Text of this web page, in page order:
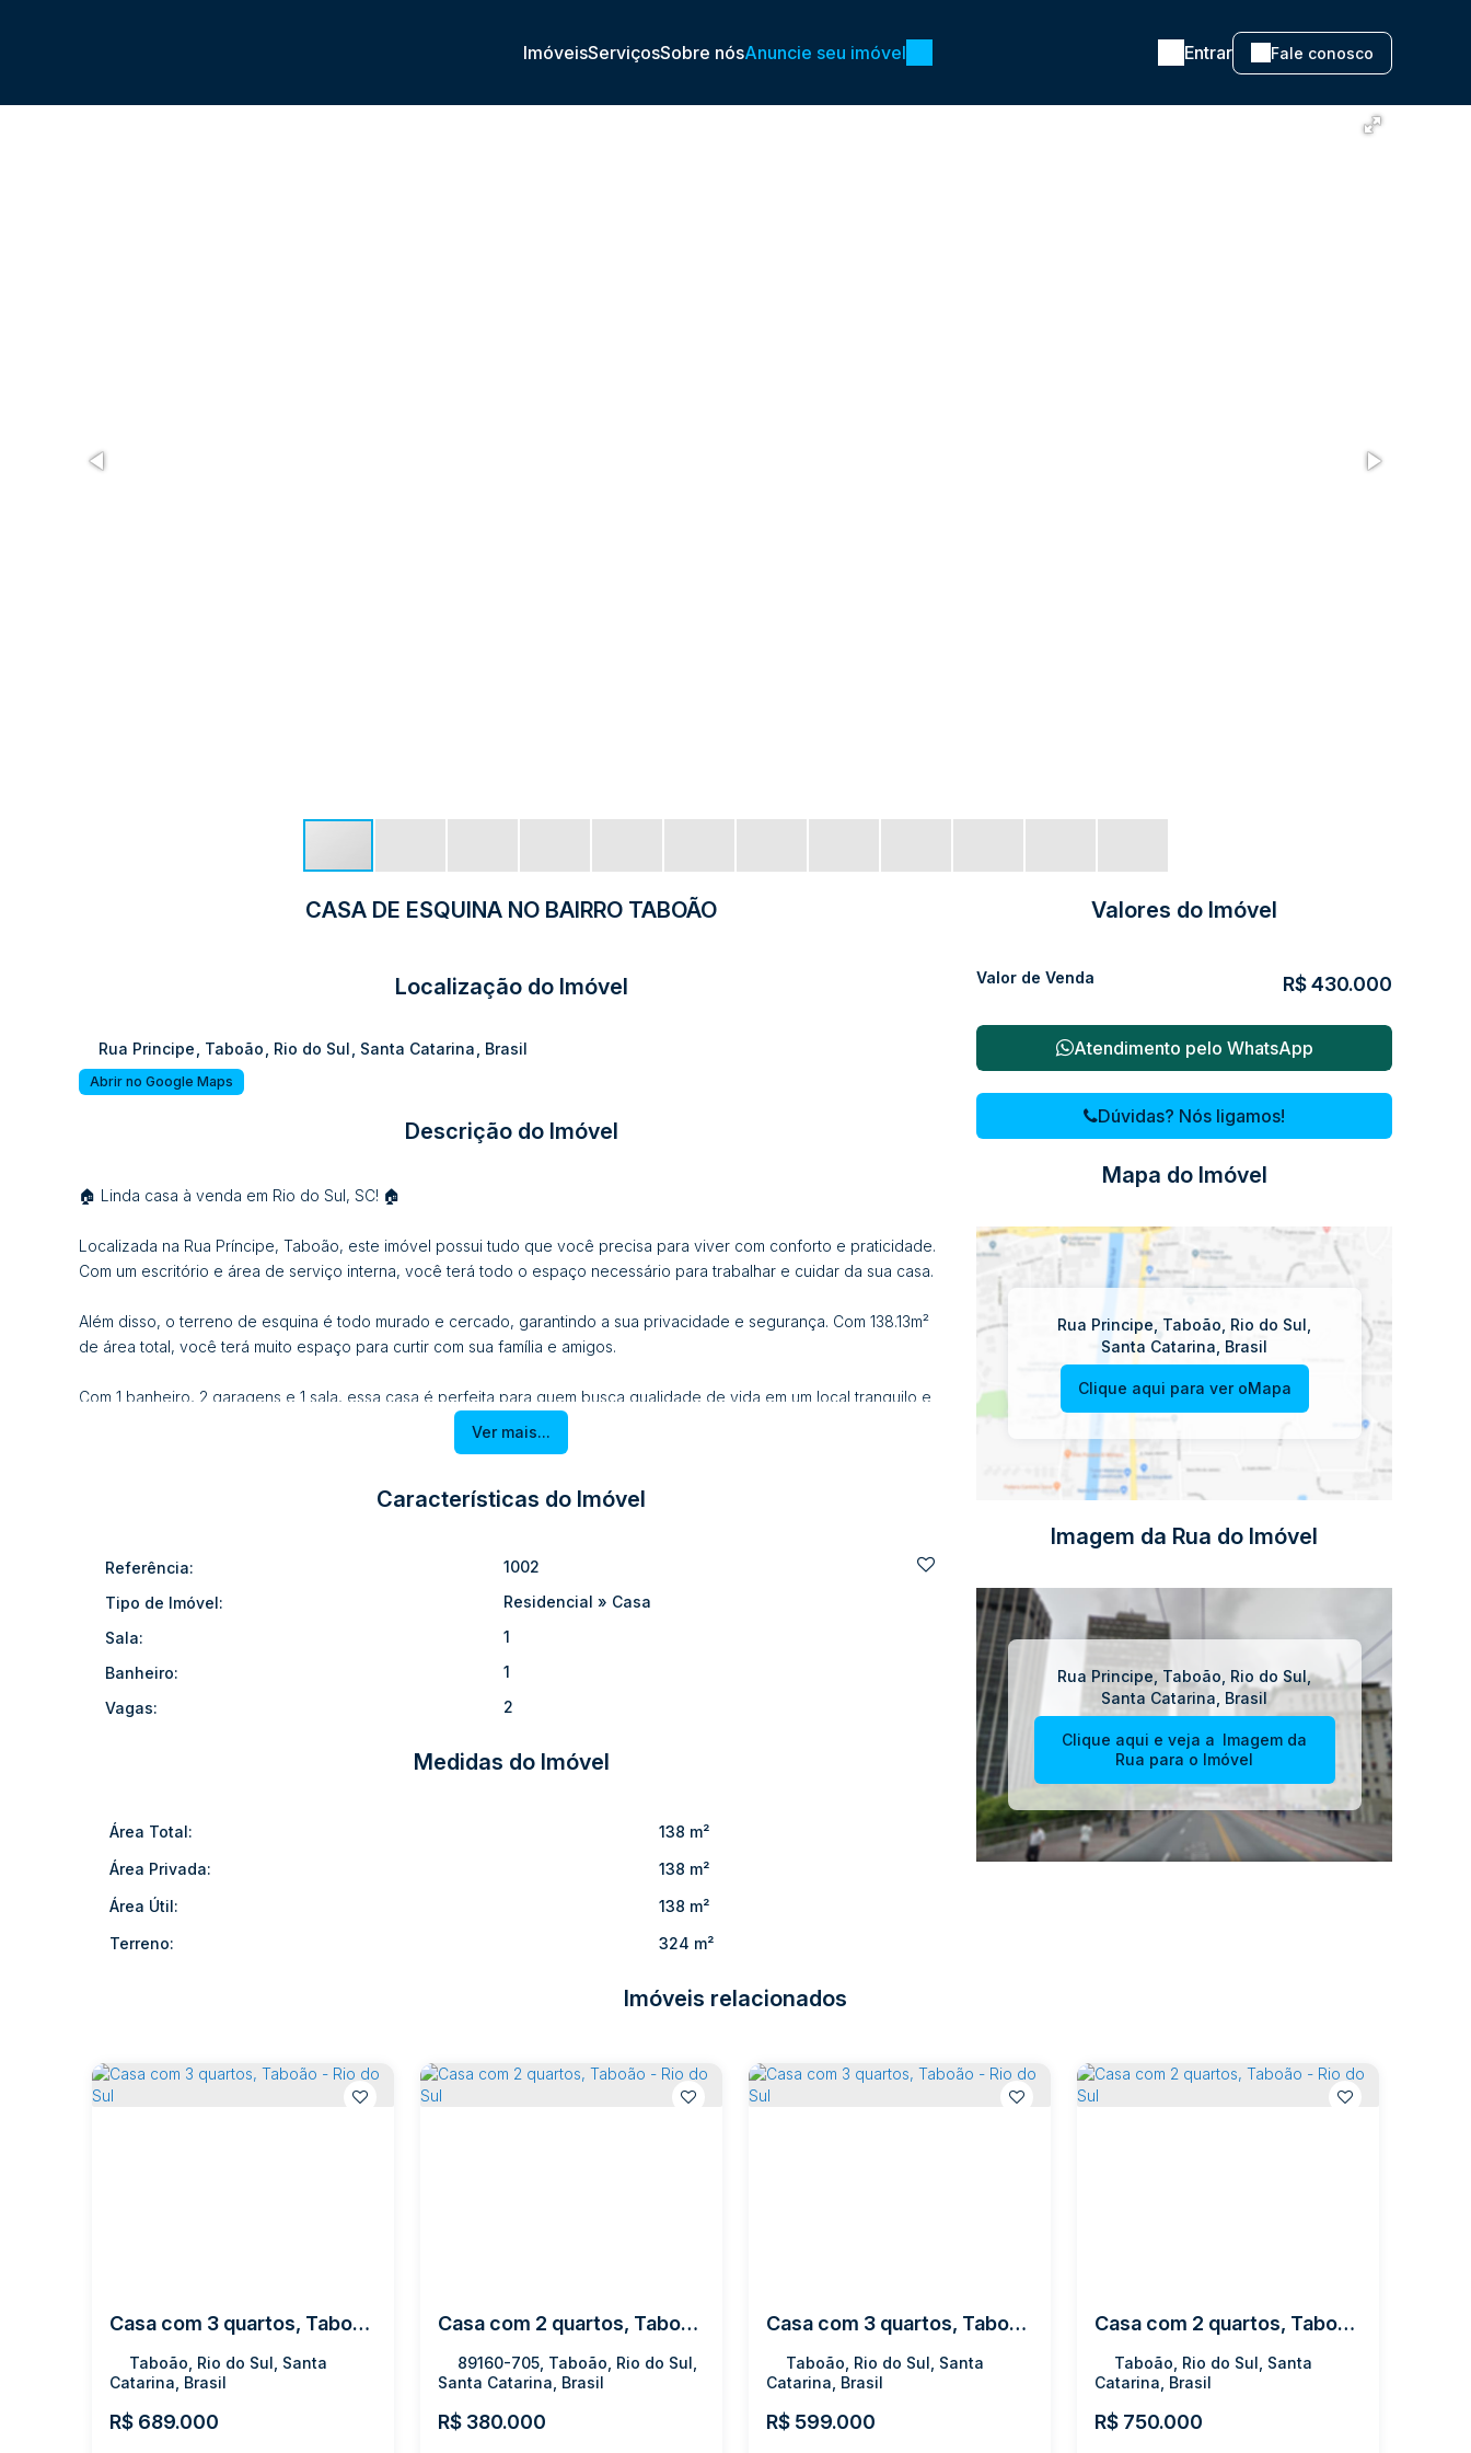
Fale conosco
Entrar
Anuncie seu imóvel
Sobre nós
Serviços
Imóveis
CASA DE ESQUINA NO BAIRRO TABOÃO
Localização do Imóvel
Rua Principe Taboão Rio do Sul Santa Catarina Brasil
Abrir no Google Maps
Descrição do Imóvel
🏠 Linda casa à venda em Rio do Sul, SC! 🏠
Localizada na Rua Príncipe, Taboão, este imóvel possui tudo que você precisa para viver com conforto e praticidade.
Com um escritório e área de serviço interna, você terá todo o espaço necessário para trabalhar e cuidar da sua casa.
Além disso, o terreno de esquina é todo murado e cercado, garantindo a sua privacidade e segurança. Com 138.13m²
de área total, você terá muito espaço para curtir com sua família e amigos.
Com 1 banheiro, 2 garagens e 1 sala, essa casa é perfeita para quem busca qualidade de vida em um local tranquilo e
Área do terreno: 324m²
Ver mais...
Características do Imóvel
Referência:
1002
Tipo de Imóvel:
Residencial » Casa
Sala:
1
Banheiro:
1
Vagas:
2
Medidas do Imóvel
Área Total:
138 m²
Área Privada:
138 m²
Área Útil:
138 m²
Terreno:
324 m²
Valores do Imóvel
R$430.000
Valor de Venda
Atendimento pelo WhatsApp
Dúvidas? Nós ligamos!
Mapa do Imóvel
Rua Principe Taboão Rio do Sul
Santa Catarina Brasil
Clique aqui para ver oMapa
Imagem da Rua do Imóvel
Rua Principe Taboão Rio do Sul,
Santa Catarina Brasil
Clique aqui e veja a Imagem da
Rua para o Imóvel
Imóveis relacionados
Casa com 3 quartos, Taboão - Rio do Sul
R$ 689.000
Taboão, Rio do Sul, Santa
Catarina, Brasil
Casa com 2 quartos, Taboão - Rio do Sul
R$ 380.000
89160-705, Taboão, Rio do Sul,
Santa Catarina, Brasil
Casa com 3 quartos, Taboão - Rio do Sul
R$ 599.000
Taboão, Rio do Sul, Santa
Catarina, Brasil
Casa com 2 quartos, Taboão - Rio do Sul
R$ 750.000
Taboão, Rio do Sul, Santa
Catarina, Brasil